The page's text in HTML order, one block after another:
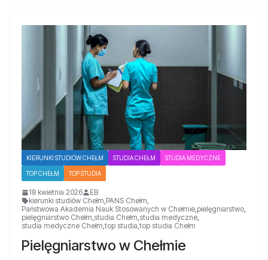
KIERUNKI STUDIÓW CHEŁM STUDIA CHEŁM STUDIA MEDYCZNE
TOP CHEŁM TOP STUDIA
18 kwietnia 2026
EB
kierunki studiów Chełm,PANS Chełm,
Państwowa Akademia Nauk Stosowanych w Chełmie,pielęgniarstwo,
pielęgniarstwo Chełm,studia Chełm,studia medyczne,
studia medyczne Chełm,top studia,top studia Chełm
Pielęgniarstwo w Chełmie